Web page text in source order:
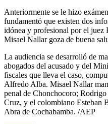
Anteriormente se le hizo
fundamentó que existen dos
idónea y profesional por el juez
Misael Nallar goza de buena
La audiencia se desarrolló de
abogados del acusado y del
fiscales que lleva el caso,
Alfredo Alba. Misael Nallar
penal de Chonchocoro; Rodrigo
Cruz, y el colombiano Esteban
Abra de Cochabamba. /AEP